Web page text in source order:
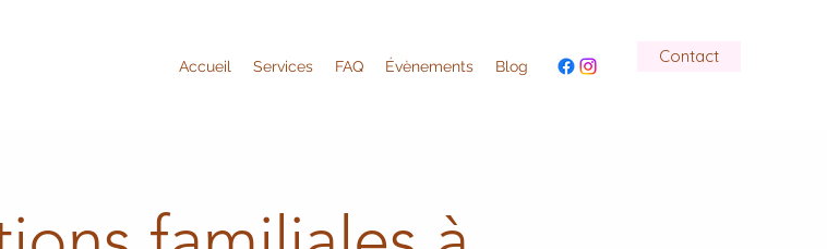
Accueil Services FAQ Évènements Blog Contact